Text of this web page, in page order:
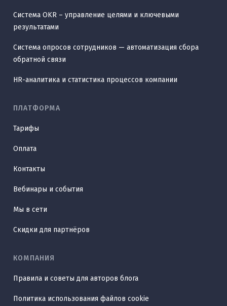
Система OKR – управление целями и ключевыми
результатами
Система опросов сотрудников — автоматизация сбора
обратной связи
HR-аналитика и статистика процессов компании
ПЛАТФОРМА
Тарифы
Оплата
Контакты
Вебинары и события
Мы в сети
Скидки для партнёров
КОМПАНИЯ
Правила и советы для авторов блога
Политика использования файлов cookie